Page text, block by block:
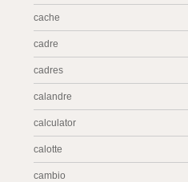
cache
cadre
cadres
calandre
calculator
calotte
cambio